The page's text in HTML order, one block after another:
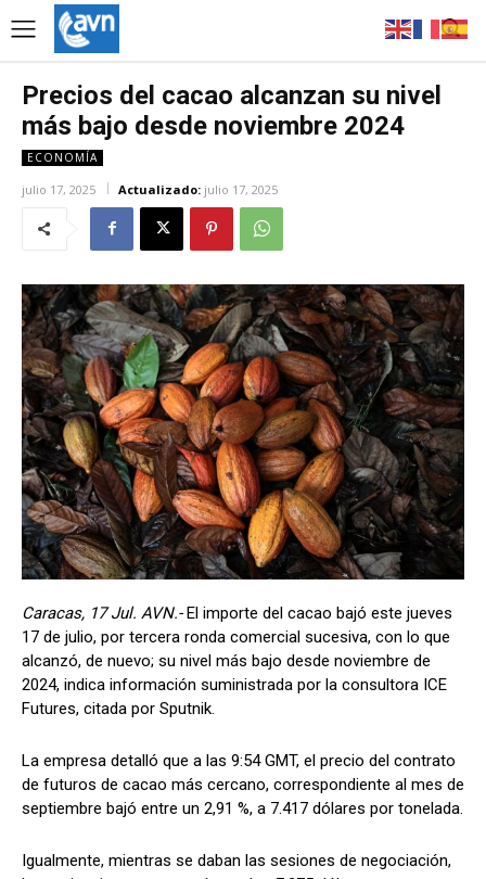
Precios del cacao alcanzan su nivel
más bajo desde noviembre 2024
ECONOMÍA
julio 17, 2025 Actualizado: julio 17, 2025
Caracas, 17 Jul. AVN.-El importe del cacao bajó este jueves
17 de julio, por tercera ronda comercial sucesiva, con lo que
alcanzó, de nuevo; su nivel más bajo desde noviembre de
2024, indica información suministrada por la consultora ICE
Futures, citada por Sputnik.
La empresa detalló que a las 9:54 GMT, el precio del contrato
de futuros de cacao más cercano, correspondiente al mes de
septiembre bajó entre un 2,91 %, a 7.417 dólares por tonelada.
Igualmente, mientras se daban las sesiones de negociación,